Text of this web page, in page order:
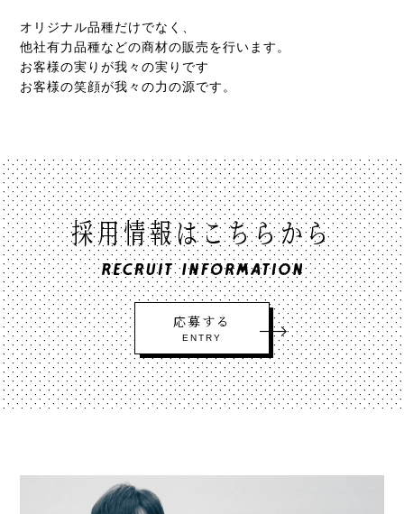
オリジナル品種だけでなく、
他社有力品種などの商材の販売を行います。
お客様の実りが我々の実りです
お客様の笑顔が我々の力の源です。
採用情報はこちらから
応募する
ENTRY